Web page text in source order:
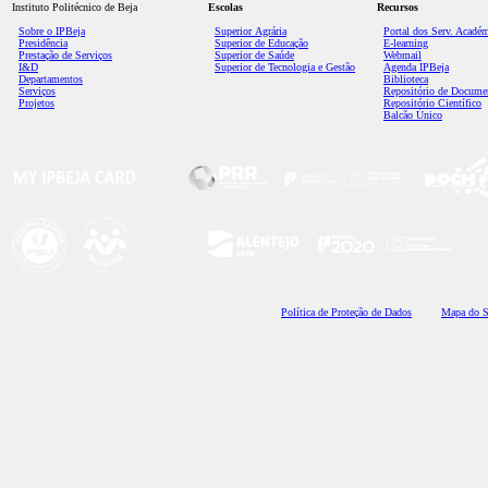
Instituto Politécnico de Beja
Sobre o IPBeja
Presidência
Prestação de Serviços
I&D
Departamentos
Serviços
Projetos
Escolas
Superior Agrária
Superior de Educação
Superior de Saúde
Superior de Tecnologia e Gestão
Recursos
Portal dos Serv.
E-learning
Webmail
Agenda IPBeja
Biblioteca
Repositório de
Repositório Científico
Balcão Único
Política de Proteção de Dados Mapa do